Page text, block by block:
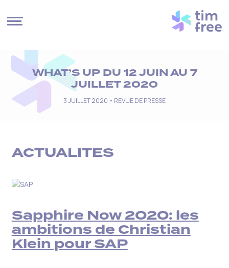
WHAT’S UP DU 12 JUIN AU 7
JUILLET 2020
3 JUILLET 2020 • REVUE DE PRESSE
ACTUALITES
Sapphire Now 2020: les
ambitions de Christian
Klein pour SAP